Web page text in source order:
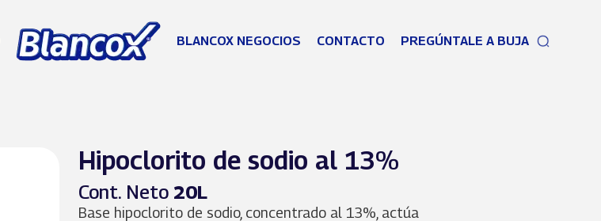
BLANCOX NEGOCIOS CONTACTO PREGÚNTALE A BUJA
Hipoclorito de sodio al 13%
Cont. Neto 20L
Base hipoclorito de sodio, concentrado al 13%, actúa